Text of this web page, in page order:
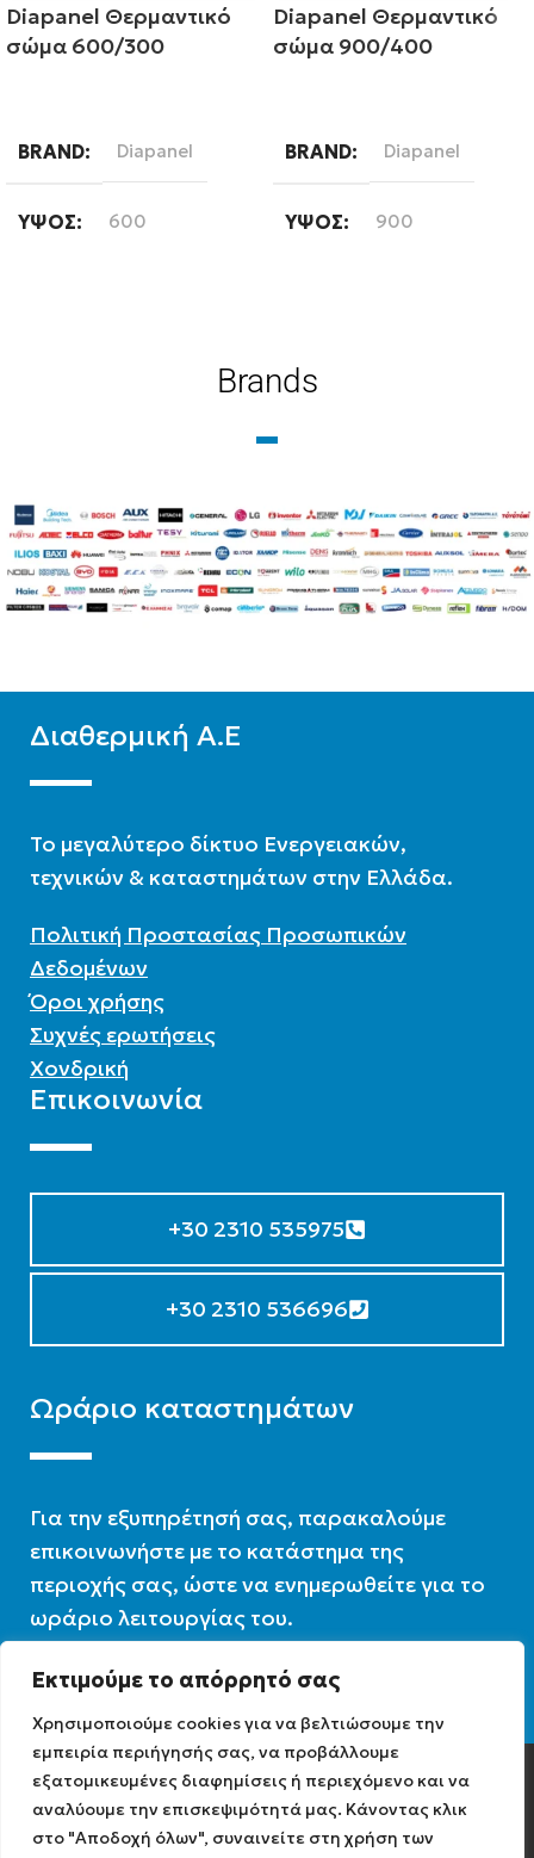
Εκτιμούμε το απόρρητό σας
Χρησιμοποιούμε cookies για να βελτιώσουμε την
εμπειρία περιήγησής σας, να προβάλλουμε
εξατομικευμένες διαφημίσεις ή περιεχόμενο και να
αναλύουμε την επισκεψιμότητά μας. Κάνοντας κλικ
στο "Αποδοχή όλων", συναινείτε στη χρήση των
Diapanel Θερμαντικό
σώμα 600/300
BRAND Diapanel
ΎΨΟΣ 600
Δίστηλο ,Μονόστηλο ,
Τρίστηλο
Diapanel Θερμαντικό
σώμα 900/400
BRAND Diapanel
ΎΨΟΣ 900
ΤΎΠΟΣ ΒΡΌΓΧΟΥ
Δίστηλο ,Μονόστηλο ,
Τρίστηλο
Brands
Διαθερμική Α.Ε
To μεγαλύτερο δίκτυο Ενεργειακών,
τεχνικών & καταστημάτων στην Ελλάδα.
Πολιτική Προστασίας Προσωπικών
Δεδομένων
Όροι χρήσης
Συχνές ερωτήσεις
Χονδρική
Επικοινωνία
+30 2310 535975
+30 2310 536696
Ωράριο καταστημάτων
Για την εξυπηρέτησή σας, παρακαλούμε
επικοινωνήστε με το κατάστημα της
περιοχής σας, ώστε να ενημερωθείτε για το
ωράριο λειτουργίας του.
Ωράριο λειτουργίας : 07:30 – 16:00
Diathermiki.gr © 2022